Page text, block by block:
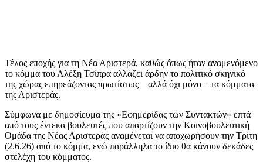
Τέλος εποχής για τη Νέα Αριστερά, καθώς όπως ήταν αναμενόμενο
το κόμμα του Αλέξη Τσίπρα αλλάζει άρδην το πολιτικό σκηνικό
της χώρας επηρεάζοντας πρωτίστως – αλλά όχι μόνο – τα κόμματα
της Αριστεράς.
Σύμφωνα με δημοσίευμα της «Εφημερίδας των Συντακτών» επτά
από τους έντεκα βουλευτές που απαρτίζουν την Κοινοβουλευτική
Ομάδα της Νέας Αριστεράς αναμένεται να αποχωρήσουν την Τρίτη
(2.6.26) από το κόμμα, ενώ παράλληλα το ίδιο θα κάνουν δεκάδες
στελέχη του κόμματος.